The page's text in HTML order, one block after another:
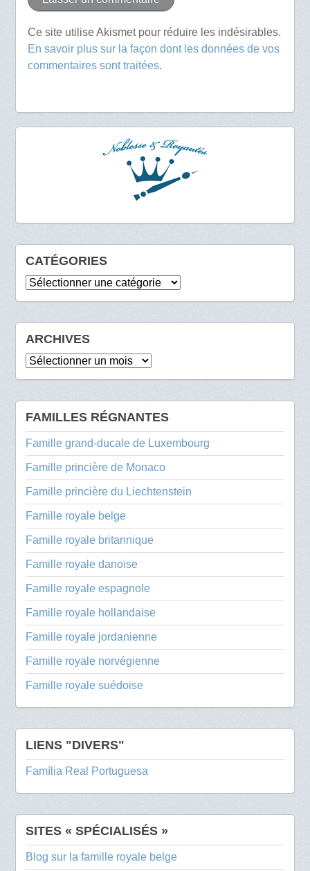
Ce site utilise Akismet pour réduire les indésirables.
En savoir plus sur la façon dont les données de vos
commentaires sont traitées.
CATÉGORIES
Catégories
ARCHIVES
Archives
FAMILLES RÉGNANTES
Famille grand-ducale de Luxembourg
Famille princière de Monaco
Famille princière du Liechtenstein
Famille royale belge
Famille royale britannique
Famille royale danoise
Famille royale espagnole
Famille royale hollandaise
Famille royale jordanienne
Famille royale norvégienne
Famille royale suédoise
LIENS "DIVERS"
Família Real Portuguesa
SITES « SPÉCIALISÉS »
Blog sur la famille royale belge